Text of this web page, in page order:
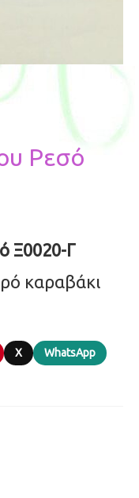
Ρεσό
Ξ0020-Γ
καραβάκι
X
WhatsApp